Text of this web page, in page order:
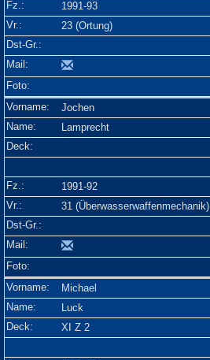
1991-93
23 (Ortung)
Jochen
Lamprecht
1991-92
31 (Überwasserwaffenmechanik)
Michael
Luck
XI Z 2